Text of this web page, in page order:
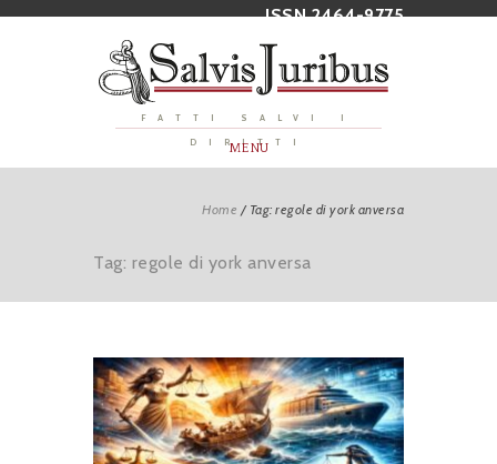
ISSN 2464-9775
FATTI SALVI I
DIRITTI
MENU
Home / Tag: regole di york anversa
Tag: regole di york anversa